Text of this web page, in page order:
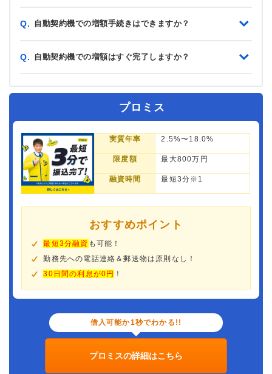
Q. 自動契約機での増額手続きはできますか？
Q. 自動契約機での増額はすぐ完了しますか？
プロミス
実質年率 2.5%〜18.0%
限度額 最大800万円
融資時間 最短3分※1
おすすめポイント
最短3分融資 も可能！
勤務先への電話連絡＆郵送物は原則なし！
30日間の利息が0円 ！
借入可能か1秒でわかる!!
プロミスの詳細はこちら